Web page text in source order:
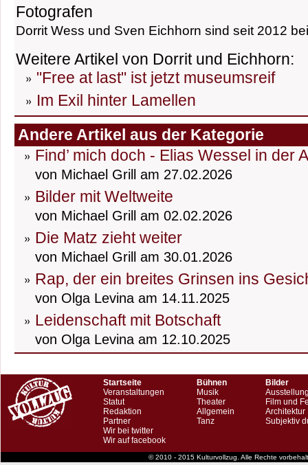
Fotografen
Dorrit Wess und Sven Eichhorn sind seit 2012
Weitere Artikel von Dorrit und Eichhorn:
"Free at last" ist jetzt museumsreif
Im Exil hinter Lamellen
Andere Artikel aus der Kategorie
Find’ mich doch - Elias Wessel in der
von Michael Grill am 27.02.2026
Bilder mit Weltweite
von Michael Grill am 02.02.2026
Die Matz zieht weiter
von Michael Grill am 30.01.2026
Rap, der ein breites Grinsen ins
von Olga Levina am 14.11.2025
Leidenschaft mit Botschaft
von Olga Levina am 12.10.2025
Startseite
Veranstaltungen
Statut
Redaktion
Partner
Wir bei twitter
Wir auf facebook
Bühnen
Musik
Theater
Allgemein
Tanz
Bilder
Film und
Architektur
Subjektiv
© 2010 - 2015 Kulturvollzug. Alle Rechte